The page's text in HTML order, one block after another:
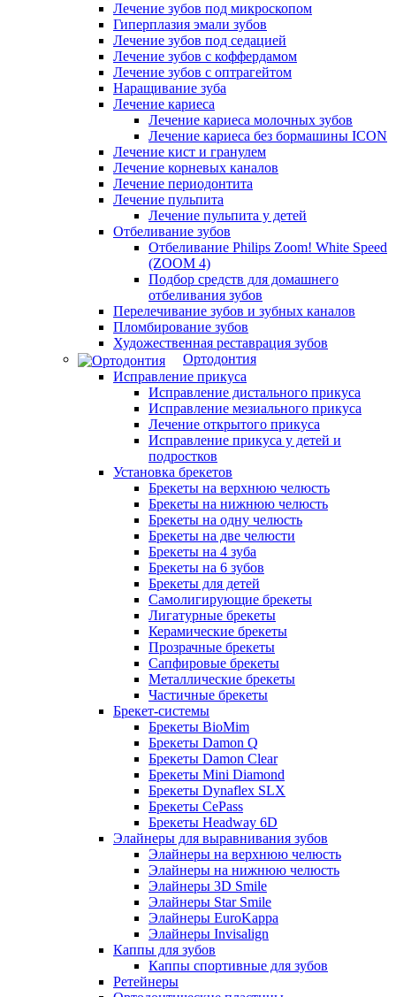
Лечение зубов под микроскопом
Гиперплазия эмали зубов
Лечение зубов под седацией
Лечение зубов с коффердамом
Лечение зубов с оптрагейтом
Наращивание зуба
Лечение кариеса
Лечение кариеса молочных зубов
Лечение кариеса без бормашины ICON
Лечение кист и гранулем
Лечение корневых каналов
Лечение периодонтита
Лечение пульпита
Лечение пульпита у детей
Отбеливание зубов
Отбеливание Philips Zoom! White Speed
(ZOOM 4)
Подбор средств для домашнего
отбеливания зубов
Перелечивание зубов и зубных каналов
Пломбирование зубов
Художественная реставрация зубов
Ортодонтия
Исправление прикуса
Исправление дистального прикуса
Исправление мезиального прикуса
Лечение открытого прикуса
Исправление прикуса у детей и
подростков
Установка брекетов
Брекеты на верхнюю челюсть
Брекеты на нижнюю челюсть
Брекеты на одну челюсть
Брекеты на две челюсти
Брекеты на 4 зуба
Брекеты на 6 зубов
Брекеты для детей
Самолигирующие брекеты
Лигатурные брекеты
Керамические брекеты
Прозрачные брекеты
Сапфировые брекеты
Металлические брекеты
Частичные брекеты
Брекет-системы
Брекеты BioMim
Брекеты Damon Q
Брекеты Damon Clear
Брекеты Mini Diamond
Брекеты Dynaflex SLX
Брекеты CePass
Брекеты Headway 6D
Элайнеры для выравнивания зубов
Элайнеры на верхнюю челюсть
Элайнеры на нижнюю челюсть
Элайнеры 3D Smile
Элайнеры Star Smile
Элайнеры EuroKappa
Элайнеры Invisalign
Каппы для зубов
Каппы спортивные для зубов
Ретейнеры